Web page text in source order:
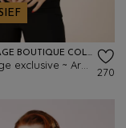
TOPVINTAGE BOUTIQUE COLLECTION
270